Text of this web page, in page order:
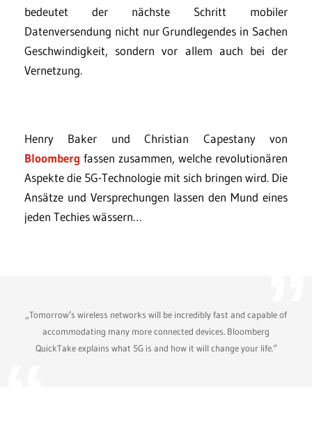
bedeutet der nächste Schritt mobiler
Datenversendung nicht nur Grundlegendes in Sachen
Geschwindigkeit, sondern vor allem auch bei der
Vernetzung.
Henry Baker und Christian Capestany von
Bloomberg fassen zusammen, welche revolutionären
Aspekte die 5G-Technologie mit sich bringen wird. Die
Ansätze und Versprechungen lassen den Mund eines
jeden Techies wässern…
„Tomorrow’s wireless networks will be incredibly fast and capable of
accommodating many more connected devices. Bloomberg
QuickTake explains what 5G is and how it will change your life.“